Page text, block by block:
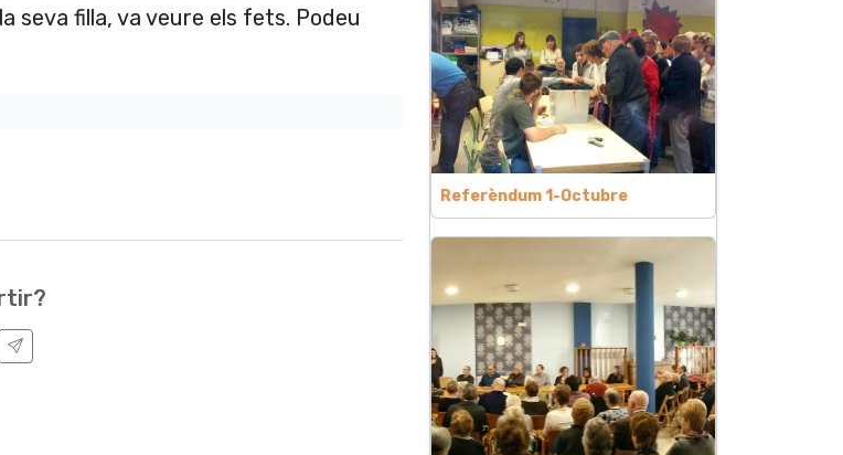
seva filla, va veure els fets. Podeu
Referèndum 1-Octubre